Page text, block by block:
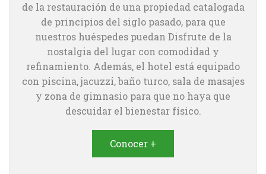
de la restauración de una propiedad catalogada
de principios del siglo pasado, para que
nuestros huéspedes puedan Disfrute de la
nostalgia del lugar con comodidad y
refinamiento. Además, el hotel está equipado
con piscina, jacuzzi, baño turco, sala de masajes
y zona de gimnasio para que no haya que
descuidar el bienestar físico.
Conocer +